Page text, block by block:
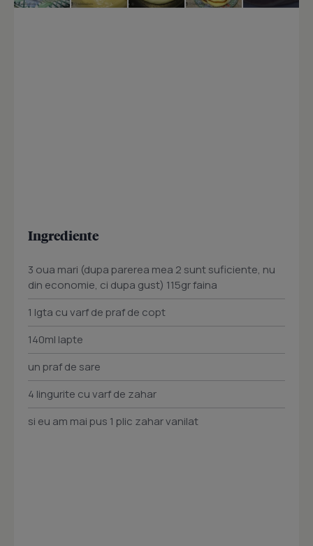
Ingrediente
3 oua mari (dupa parerea mea 2 sunt suficiente, nu
din economie, ci dupa gust) 115gr faina
1 lgta cu varf de praf de copt
140ml lapte
un praf de sare
4 lingurite cu varf de zahar
si eu am mai pus 1 plic zahar vanilat